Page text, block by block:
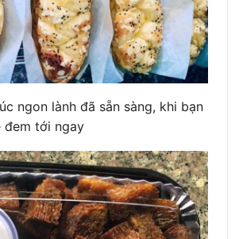
ngon lành đã sẵn sàng, khi bạn
đem tới ngay